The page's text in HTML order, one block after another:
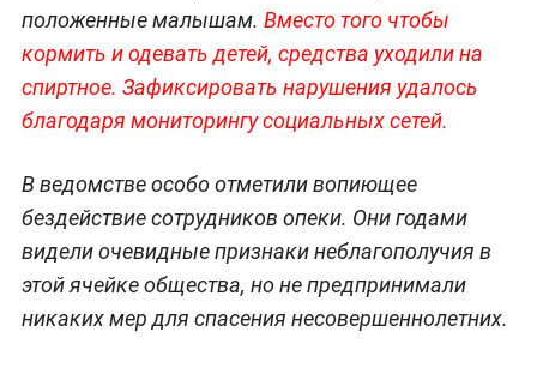
положенные малышам. Вместо того чтобы
кормить и одевать детей, средства уходили на
спиртное. Зафиксировать нарушения удалось
благодаря мониторингу социальных сетей.
В ведомстве особо отметили вопиющее
бездействие сотрудников опеки. Они годами
видели очевидные признаки неблагополучия в
этой ячейке общества, но не предпринимали
никаких мер для спасения несовершеннолетних.